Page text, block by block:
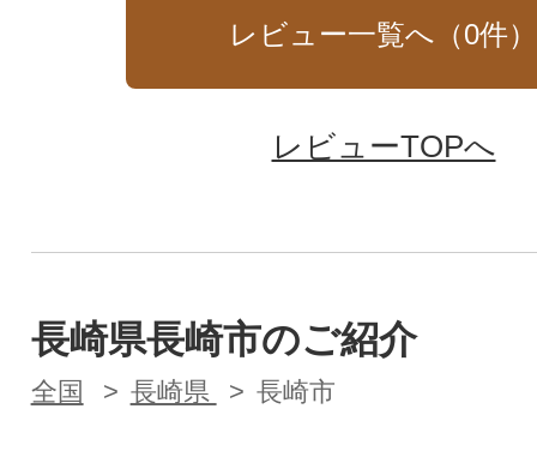
レビュー一覧へ（0件）
レビューTOPへ
長崎県長崎市のご紹介
全国 長崎県 長崎市